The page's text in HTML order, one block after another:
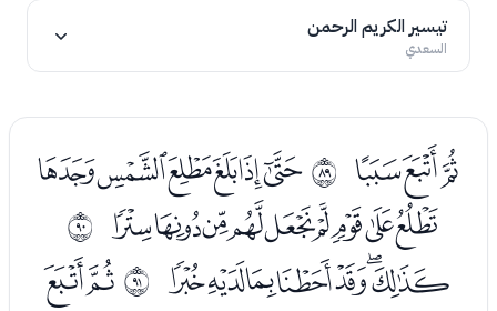
تيسير الكريم الرحمن
السعدي
ﮖﮗﮘ ﱘﮚﮛﮜﮝﮞﮟ
ﮠﮡﮢﮣﮤﮥﮦﮧﮨ ﱙ
ﮪﮫﮬﮭﮮﮯﮰ ﱚﯓﯔ